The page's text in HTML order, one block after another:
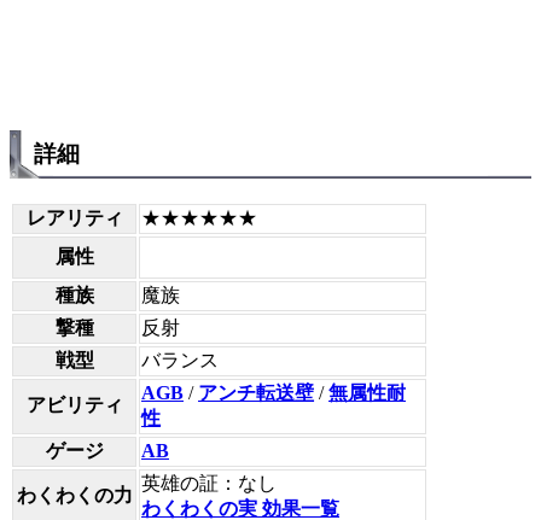
詳細
レアリティ
★★★★★★
属性
種族
魔族
撃種
反射
戦型
バランス
アビリティ
AGB / アンチ転送壁 /無属性耐
性
ゲージ
AB
わくわくの力
英雄の証：なし
わくわくの実 効果一覧